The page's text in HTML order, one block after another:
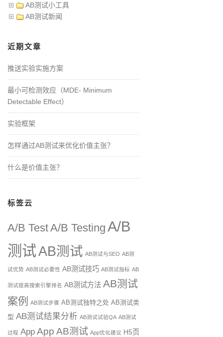
AB测试小工具
AB测试新闻
近期文章
推送实验实施方案
最小可检测效应（MDE- Minimum
Detectable Effect）
实验框架
怎样通过AB测试来优化价值主张？
什么是价值主张？
标签云
A/B TestA/B Testing A/B
测试AB测试 AB测试与SEO AB测
试优势 AB测试必要性 AB测试技巧 AB测试指标 AB
测试提高搜索引擎排名 AB测试方法 AB测试
案例
AB测试步骤 AB测试独特之处 AB测试类
型 AB测试结果分析 AB测试试验QA AB测试
过程 App App AB测试 App优化建议 H5页